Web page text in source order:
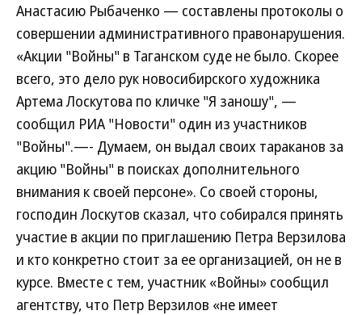
Анастасию Рыбаченко — составлены протоколы о
совершении административного правонарушения.
«Акции "Войны" в Таганском суде не было. Скорее
всего, это дело рук новосибирского художника
Артема Лоскутова по кличке "Я заношу", —
сообщил РИА "Новости" один из участников
"Войны".—- Думаем, он выдал своих тараканов за
акцию "Войны" в поисках дополнительного
внимания к своей персоне». Со своей стороны,
господин Лоскутов сказал, что собирался принять
участие в акции по приглашению Петра Верзилова
и кто конкретно стоит за ее организацией, он не в
курсе. Вместе с тем, участник «Войны» сообщил
агентству, что Петр Верзилов «не имеет